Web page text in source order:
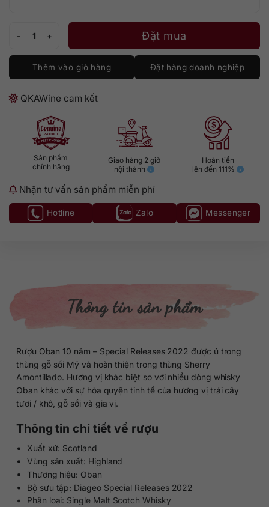
Oban 10 - Special Releases 2022 số lượngĐặt mua
Thêm vào giỏ hàng Đặt hàng doanh nghiệp
QKAWine cam kết
Sản phẩm
chính hãng
Giao hàng 2 giờ
nội thành
Hoàn tiền
lên đến 111%
Nhận tư vấn sản phẩm miễn phí
Hotline Zalo Messenger
Thông tin sản phẩm
Rượu Oban 10 năm – Special Releases 2022 được ủ trong
thùng gỗ sồi Mỹ và hoàn thiện trong thùng Sherry
Amontillado. Hương vị khác biệt so với nhiều dòng whisky
Oban khác với sự hòa quyện tinh tế của hương vị trái cây
tươi / khô, gỗ sồi và gia vị.
Thông tin chi tiết về rượu
Xuất xứ: Scotland
Vùng sản xuất: Highland
Thương hiệu: Oban
Bộ sưu tập: Diageo Special Releases 2022
Phân loại: Single Malt Scotch Whisky